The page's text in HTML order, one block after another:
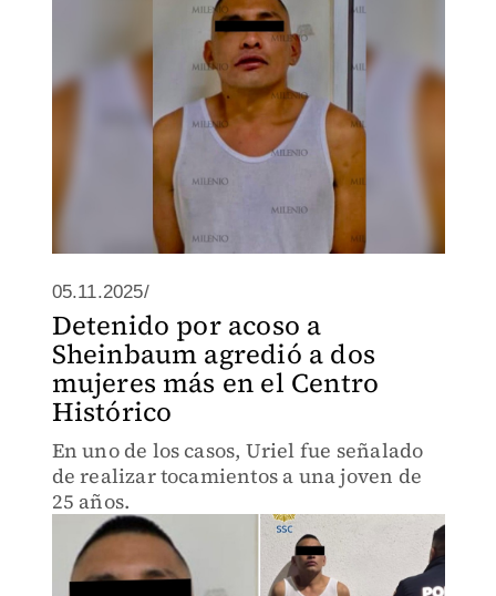
05.11.2025/
Detenido por acoso a
Sheinbaum agredió a dos
mujeres más en el Centro
Histórico
En uno de los casos, Uriel fue señalado
de realizar tocamientos a una joven de
25 años.